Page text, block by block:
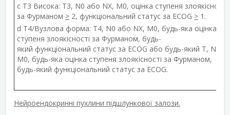
c T3 Висока: T3, N0 або NX, M0, оцінка ступеня злоякісності
за Фурманом > 2, функціональний статус за ECOG > 1.
d T4/Вузлова форма: T4, N0 або NX, M0, будь-яка оцінка
ступеня злоякісності за Фурманом, будь-
який функціональний статус за ECOG або будь-який T, N1-2,
M0, будь-яка оцінка ступеня злоякісності за Фурманом,
будь-який функціональний статус за ECOG.
Нейроендокринні пухлини підшлункової залози.